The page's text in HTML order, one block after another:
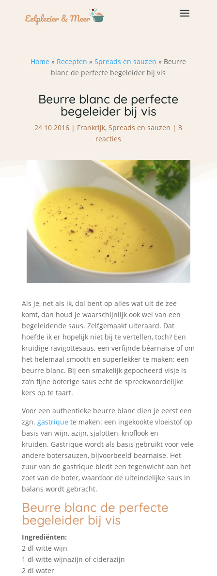
Home » Recepten »Spreads en sauzen » Beurre
blanc de perfecte begeleider bij vis
Beurre blanc de perfecte
begeleider bij vis
24 10 2016 | Frankrijk,Spreads en sauzen |3
reacties
Als je, net als ik, dol bent op alles wat uit de zee
komt, dan houd je waarschijnlijk ook wel van een
begeleidende saus. Zelfgemaakt uiteraard. Dat
hoefde ik er hopelijk niet bij te vertellen, toch? Een
kruidige ravigottesaus, een verfijnde béarnaise of om
het helemaal smooth en superlekker te maken: een
beurre blanc. Bij een smakelijk gepocheerd visje is
zo’n fijne boterige saus echt de spreekwoordelijke
kers op te taart.
Voor een authentieke beurre blanc dien je eerst een
zgn. gastrique te maken: een ingekookte vloeistof op
basis van wijn, azijn, sjalotten, knoflook en
kruiden. Gastrique wordt als basis gebruikt voor vele
andere botersauzen, bijvoorbeeld bearnaise. Het
zuur van de gastrique biedt een tegenwicht aan het
zoet van de boter, waardoor de uiteindelijke saus in
balans wordt gebracht.
Beurre blanc de perfecte
begeleider bij vis
Ingrediënten:
2 dl witte wijn
1 dl witte wijnazijn of ciderazijn
2 dl water